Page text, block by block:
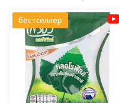
бестселлер